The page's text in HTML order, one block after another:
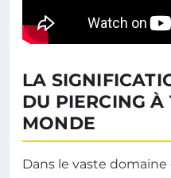
LA
DU PIERCING À
MONDE
Dans le vaste domaine